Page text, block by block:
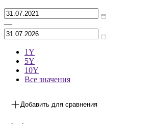
—
1Y
5Y
10Y
Все значения
Добавить для сравнения